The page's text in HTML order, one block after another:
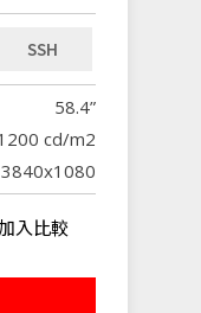
SSH
58.4”
cd/m2
3840x1080
入比較